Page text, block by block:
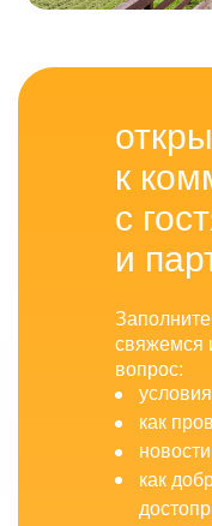
к
с
и
свяжемся
вопрос:
как
как